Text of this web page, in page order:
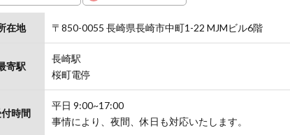
在地 〒850-0055 長崎県長崎市中町1-22 MJMビル6階
寄駅
長崎駅
桜町電停
時間
平日 9:00~17:00
事情により、夜間、休日も対応いたします。